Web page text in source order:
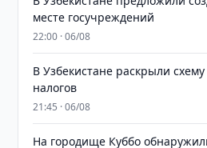
месте госучреждений
22:00 · 06/08
В Узбекистане раскрыли
налогов
21:45 · 06/08
На городище Куббо